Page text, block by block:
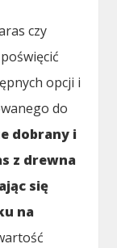
czy
opcji i
do
dobrany i
z drewna
się
na